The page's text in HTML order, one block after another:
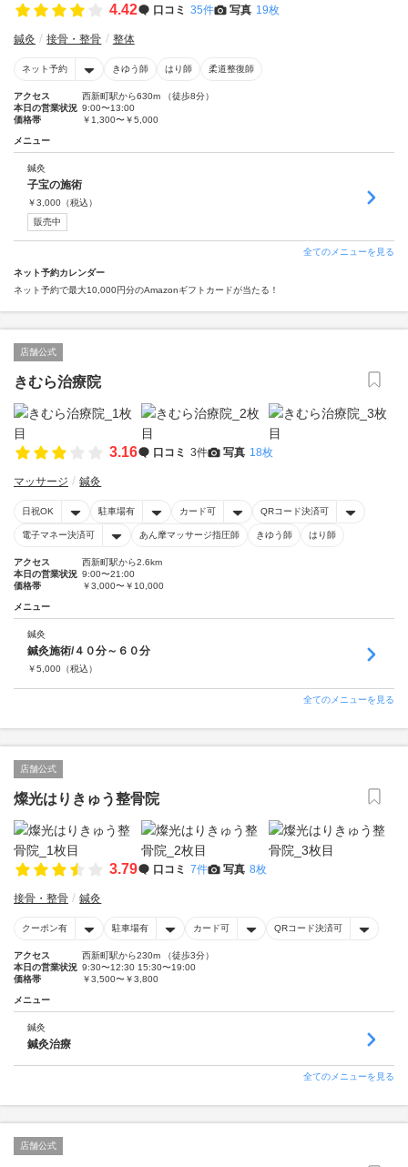
4.42 口コミ 35件 写真 19枚
鍼灸 接骨・整骨 整体
ネット予約 きゆう師 はり師 柔道整復師
アクセス
西新町駅から630m （徒歩8分）
本日の営業状況 9:00〜13:00
価格帯
￥1,300〜￥5,000
メニュー
鍼灸
子宝の施術
￥3,000 （税込）
販売中
全てのメニューを見る
ネット予約カレンダー
ネット予約で最大10,000円分のAmazonギフトカードが当たる！
店舗公式
きむら治療院
3.16 口コミ 3件 写真 18枚
マッサージ 鍼灸
日祝OK 駐車場有 カード可 QRコード決済可
電子マネー決済可 あん摩マッサージ指圧師 きゆう師 はり師
アクセス
西新町駅から2.6km
本日の営業状況 9:00〜21:00
価格帯
￥3,000〜￥10,000
メニュー
鍼灸
鍼灸施術/４０分～６０分
￥5,000 （税込）
全てのメニューを見る
店舗公式
燦光はりきゅう整骨院
3.79 口コミ 7件 写真 8枚
接骨・整骨 鍼灸
クーポン有 駐車場有 カード可 QRコード決済可
アクセス
西新町駅から230m （徒歩3分）
本日の営業状況 9:30〜12:30 15:30〜19:00
価格帯
￥3,500〜￥3,800
メニュー
鍼灸
鍼灸治療
全てのメニューを見る
店舗公式